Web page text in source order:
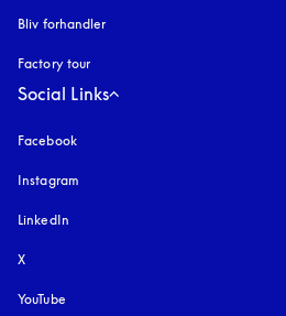
Bliv forhandler
Factory tour
Social Links
Facebook
Instagram
LinkedIn
X
YouTube